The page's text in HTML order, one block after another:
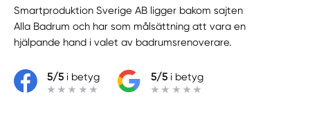
Smartproduktion Sverige AB ligger bakom sajten
Alla Badrum och har som målsättning att vara en
hjälpande hand i valet av badrumsrenoverare.
5/5i betyg 5/5i betyg